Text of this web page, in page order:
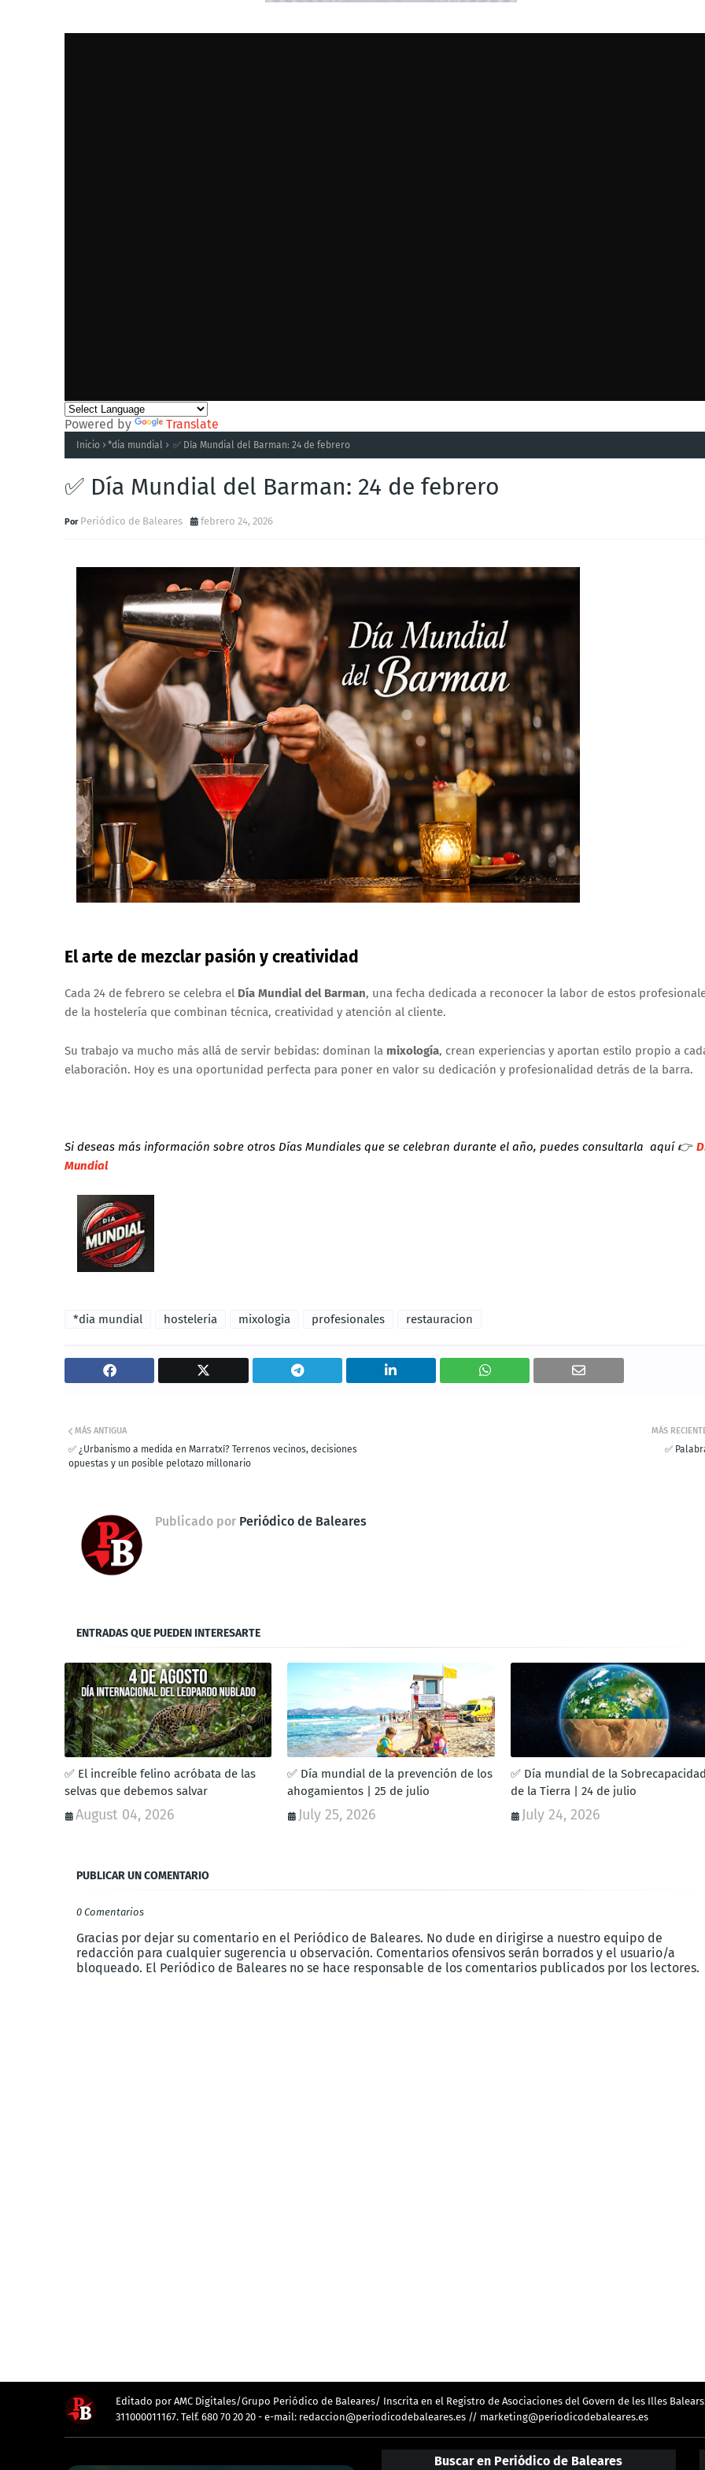
Powered by Translate
Inicio *dia mundial ✅ Día Mundial del Barman: 24 de febrero
✅ Día Mundial del Barman: 24 de febrero
Periódico de Baleares febrero 24, 2026
El arte de mezclar pasión y creatividad
Cada 24 de febrero se celebra el Día Mundial del Barman, una fecha dedicada a reconocer la labor de estos
de la hostelería que combinan técnica, creatividad y atención al cliente.
Su trabajo va mucho más allá de servir bebidas: dominan la mixología, crean experiencias y aportan estilo propio a
elaboración. Hoy es una oportunidad perfecta para poner en valor su dedicación y profesionalidad detrás de la barra.
Si deseas más información sobre otros Días Mundiales que se celebran durante el año, puedes consultarla aquí 👉
Mundial
*dia mundial hosteleria mixologia profesionales restauracion
MÁS
✅
MÁS ANTIGUA
✅ ¿Urbanismo a medida en Marratxí? Terrenos vecinos, decisiones
opuestas y un posible pelotazo millonario
Publicado por Periódico de Baleares
ENTRADAS QUE PUEDEN INTERESARTE
✅ El increíble felino acróbata de las
selvas que debemos salvar
August 04, 2026
✅ Día mundial de la prevención de los
ahogamientos | 25 de julio
July 25, 2026
✅ Día mundial de la
de la Tierra | 24 de julio
July 24, 2026
PUBLICAR UN COMENTARIO
0 Comentarios
Gracias por dejar su comentario en el Periódico de Baleares. No dude en dirigirse a nuestro equipo de
redacción para cualquier sugerencia u observación. Comentarios ofensivos serán borrados y el usuario/a
bloqueado. El Periódico de Baleares no se hace responsable de los comentarios publicados por los lectores.
Editado por AMC Digitales/Grupo Periódico de Baleares/ Inscrita en el Registro de Asociaciones del Govern de les Illes
311000011167. Telf. 680 70 20 20 - e-mail: redaccion@periodicodebaleares.es // marketing@periodicodebaleares.es
Buscar en Periódico de Baleares